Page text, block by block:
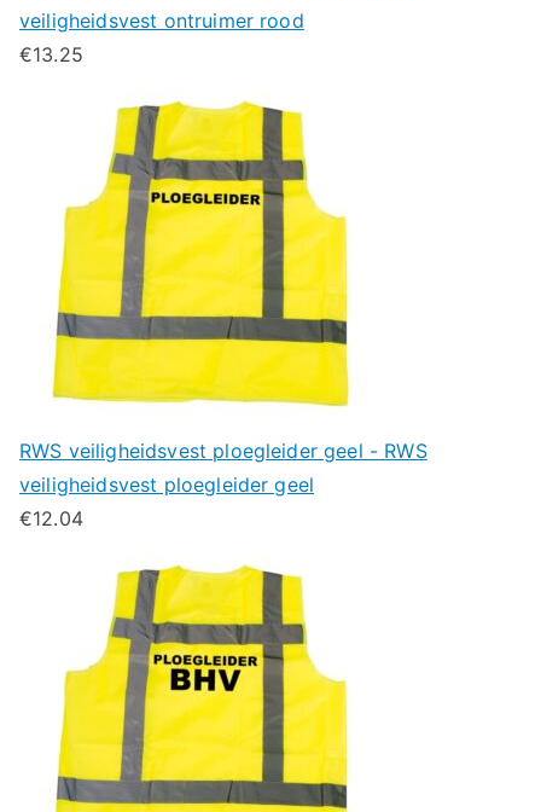
veiligheidsvest ontruimer rood
€13.25
RWS veiligheidsvest ploegleider geel - RWS
veiligheidsvest ploegleider geel
€12.04